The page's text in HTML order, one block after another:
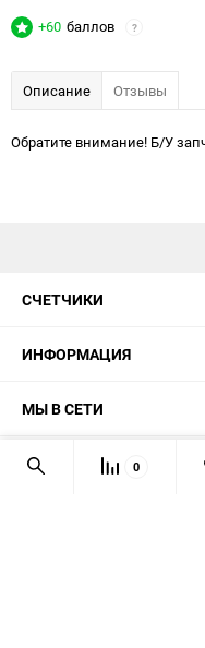
+60 баллов ?
Описание Отзывы
Обратите внимание! Б/У
СЧЕТЧИКИ
ИНФОРМАЦИЯ
МЫ В СЕТИ
КОНТАКТЫ 0